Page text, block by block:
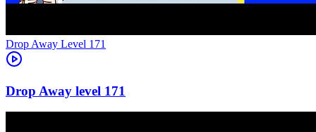
Level 171
171